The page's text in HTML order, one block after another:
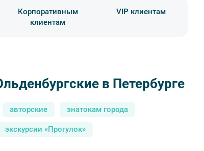
Корпоративным
клиентам
VIP клиентам
в Петербурге
больница N 19 имени К. А. Раухфуса (Детская больница
Александр Щепин / Фотобанк Лори
авторские знатокам города
экскурсии «Прогулок»